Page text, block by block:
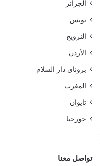
الجزائر
تونس
النرويج
الأردن
بروناي دار السلام
المغرب
تايوان
جورجيا
تواصل معنا